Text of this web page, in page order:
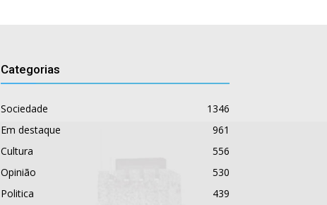
Categorias
Sociedade
1346
Em destaque
961
Cultura
556
Opinião
530
Politica
439